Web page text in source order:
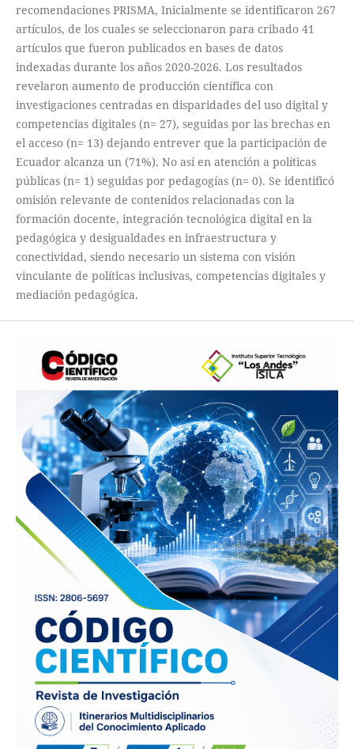
recomendaciones PRISMA, Inicialmente se identificaron 267
artículos, de los cuales se seleccionaron para cribado 41
artículos que fueron publicados en bases de datos
indexadas durante los años 2020-2026. Los resultados
revelaron aumento de producción científica con
investigaciones centradas en disparidades del uso digital y
competencias digitales (n= 27), seguidas por las brechas en
el acceso (n= 13) dejando entrever que la participación de
Ecuador alcanza un (71%). No así en atención a políticas
públicas (n= 1) seguidas por pedagogías (n= 0). Se identificó
omisión relevante de contenidos relacionadas con la
formación docente, integración tecnológica digital en la
pedagógica y desigualdades en infraestructura y
conectividad, siendo necesario un sistema con visión
vinculante de políticas inclusivas, competencias digitales y
mediación pedagógica.